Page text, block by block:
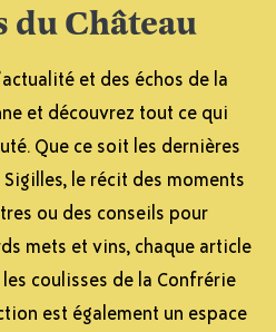
du Château
et des échos de la
et découvrez tout ce qui
Que ce soit les dernières
le récit des moments
ou des conseils pour
mets et vins, chaque article
coulisses de la Confrérie
est également un espace